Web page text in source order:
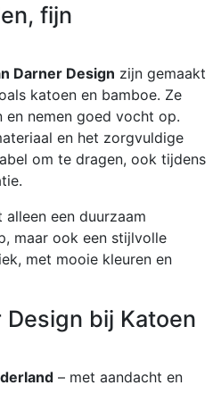
fijn
Darner Design zijn gemaakt
katoen en bamboe. Ze
en nemen goed vocht op.
en het zorgvuldige
om te dragen, ook tijdens
een duurzaam
maar ook een stijlvolle
met mooie kleuren en
Design bij Katoen
– met aandacht en